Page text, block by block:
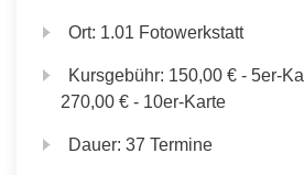
Ort: 1.01 Fotowerkstatt
Kursgebühr: 150,00 € - 5er-
270,00 € - 10er-Karte
Dauer:37 Termine